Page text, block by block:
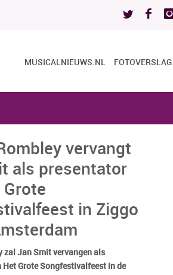
MUSICALNIEUWS.NL FOTOVERSLAG
vervangt
als presentator
in Ziggo
zal Jan Smit vervangen als
Het Grote Songfestivalfeest in de